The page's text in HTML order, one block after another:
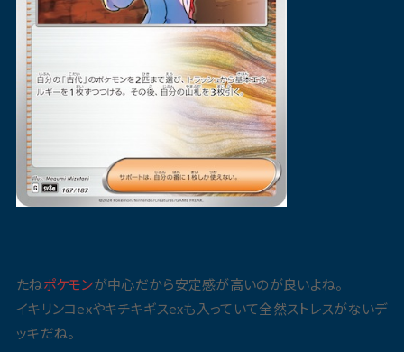
たねポケモンが中心だから安定感が高いのが良いよね。
イキリンコexやキチキギスexも入っていて全然ストレスがないデ
ッキだね。